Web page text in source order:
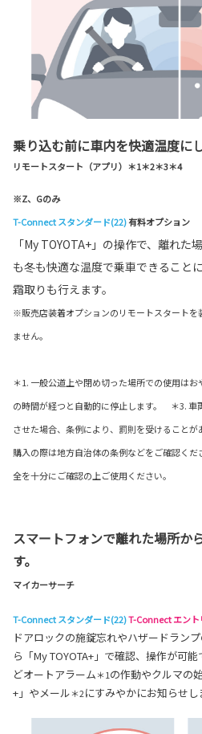
乗り込む前に車内を快適温度にし
リモートスタート（アプリ）＊1＊2＊3＊4
※Z、Gのみ
T-Connect スタンダード(22)有料オプション
「My TOYOTA+」の操作で、離れ
も冬も快適な温度で乗車できること
霜取りも行えます。
※販売店装着オプションのリモートスタートを
ません。
＊1. 一般公道上や閉め切った場所での使用は
の時間が経つと自動的に停止します。 ＊3. 車
させた場合、条例により、罰則を受けること
購入の際は地方自治体の条例などをご確認く
全を十分にご確認の上ご使用ください。
スマートフォンで離れた場所か
す。
マイカーサーチ
T-Connect スタンダード(22)T-Connect エン
ドアロックの施錠忘れやハザードラン
ら「My TOYOTA+」で確認、操作が可
どオートアラーム＊1の作動やクルマの
+」やメール＊2にすみやかにお知らせし